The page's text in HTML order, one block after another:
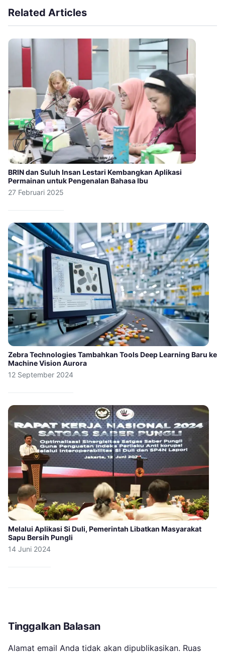
Related Articles
BRIN dan Suluh Insan Lestari Kembangkan Aplikasi
Permainan untuk Pengenalan Bahasa Ibu
27 Februari 2025
Zebra Technologies Tambahkan Tools Deep Learning Baru ke
Machine Vision Aurora
12 September 2024
Melalui Aplikasi Si Duli, Pemerintah Libatkan Masyarakat
Sapu Bersih Pungli
14 Juni 2024
Tinggalkan Balasan
Alamat email Anda tidak akan dipublikasikan. Ruas